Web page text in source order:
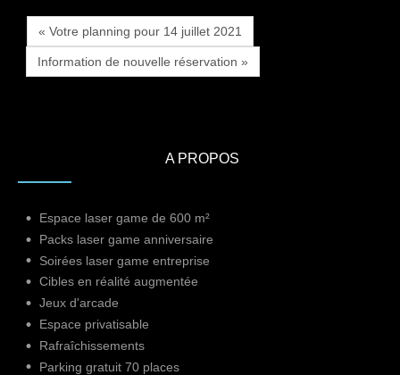
« Votre planning pour 14 juillet 2021
Information de nouvelle réservation »
A PROPOS
Espace laser game de 600 m²
Packs laser game anniversaire
Soirées laser game entreprise
Cibles en réalité augmentée
Jeux d'arcade
Espace privatisable
Rafraîchissements
Parking gratuit 70 places